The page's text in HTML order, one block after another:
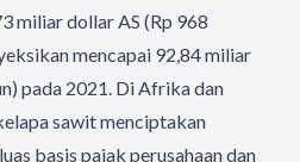
miliar dollar AS (Rp 968
mencapai 92,84 miliar
pada 2021. Di Afrika dan
sawit menciptakan
basis pajak perusahaan dan